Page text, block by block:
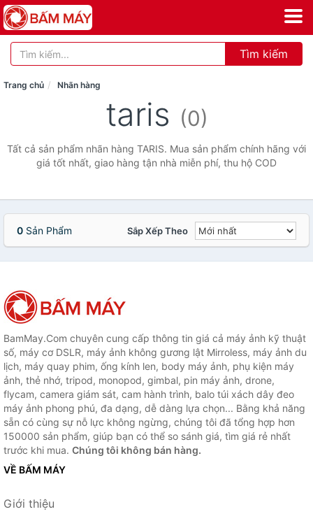
Tìm kiếm
Trang chủ Nhãn hàng
taris (0)
Tất cả sản phẩm nhãn hàng TARIS. Mua sản phẩm chính hãng với
giá tốt nhất, giao hàng tận nhà miễn phí, thu hộ COD
0 Sản Phẩm Sắp Xếp Theo
BamMay.Com chuyên cung cấp thông tin giá cả máy ảnh kỹ thuật
số, máy cơ DSLR, máy ảnh không gương lật Mirroless, máy ảnh du
lịch, máy quay phim, ống kính len, body máy ảnh, phụ kiện máy
ảnh, thẻ nhớ, tripod, monopod, gimbal, pin máy ảnh, drone,
flycam, camera giám sát, cam hành trình, balo túi xách dây đeo
máy ảnh phong phú, đa dạng, dễ dàng lựa chọn... Bằng khả năng
sẵn có cùng sự nỗ lực không ngừng, chúng tôi đã tổng hợp hơn
150000 sản phẩm, giúp bạn có thể so sánh giá, tìm giá rẻ nhất
trước khi mua. Chúng tôi không bán hàng.
VỀ BẤM MÁY
Giới thiệu